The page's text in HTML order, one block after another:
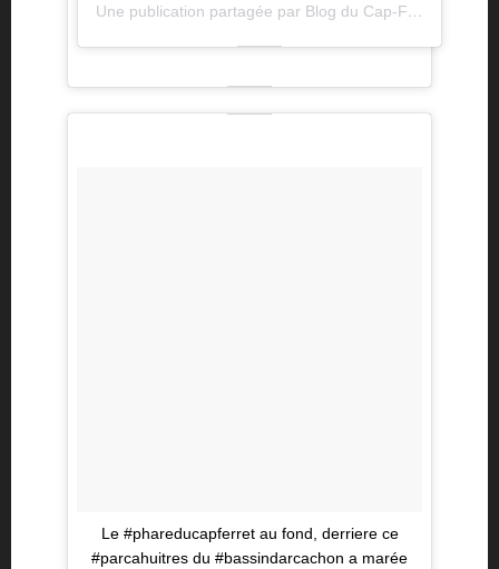
Une publication partagée par Blog du Cap-Ferret (@lecapferret)
Le #phareducapferret au fond, derriere ce
#parcahuitres du #bassindarcachon a marée